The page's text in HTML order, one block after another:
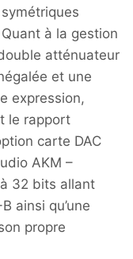
à la gestion
atténuateur
et une
expression,
le rapport
carte DAC
AKM –
32 bits allant
ainsi qu’une
propre